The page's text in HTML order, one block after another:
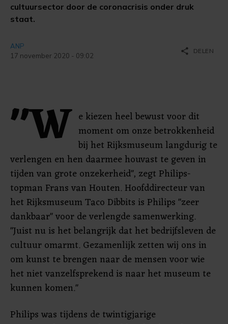
cultuursector door de coronacrisis onder druk
staat.
ANP
17 november 2020 - 09:02
share DELEN
"W e kiezen heel bewust voor dit
moment om onze betrokkenheid
bij het Rijksmuseum langdurig te
verlengen en hen daarmee houvast te geven in
tijden van grote onzekerheid", zegt Philips-
topman Frans van Houten. Hoofddirecteur van
het Rijksmuseum Taco Dibbits is Philips "zeer
dankbaar" voor de verlengde samenwerking.
"Juist nu is het belangrijk dat het bedrijfsleven de
cultuur omarmt. Gezamenlijk zetten wij ons in
om kunst te brengen naar de mensen voor wie
het niet vanzelfsprekend is naar het museum te
kunnen komen."
Philips was tijdens de twintigjarige